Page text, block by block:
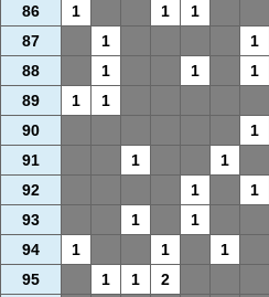
86
1 1 1
87
1 1
88
1 1
1
89
1
1
90
1
91
1 1
92
1 1
93
1 1
94
1 1 1
95
1 1 2